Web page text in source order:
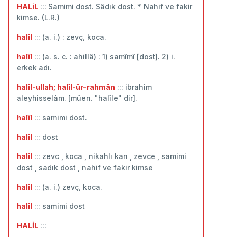
HALiL ::: Samimi dost. Sâdık dost. * Nahif ve fakir
kimse. (L.R.)
halîl ::: (a. i.) : zevç, koca.
halîl ::: (a. s. c. : ahillâ) : 1) samîmî [dost]. 2) i.
erkek adı.
halîl-ullah; halîl-ür-rahmân ::: ibrahim
aleyhisselâm. [müen. "halîle" dir].
halîl ::: samimi dost.
halîl ::: dost
halil ::: zevc , koca , nikahlı karı , zevce , samimi
dost , sadık dost , nahif ve fakir kimse
halîl ::: (a. i.) zevç, koca.
halîl ::: samimi dost
HALİL :::